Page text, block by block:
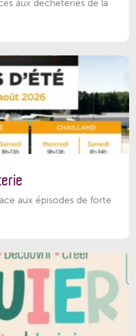
aux déchèteries de la
aux épisodes de forte